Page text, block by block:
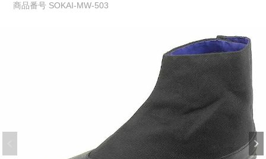
商品番号 SOKAI-MW-503